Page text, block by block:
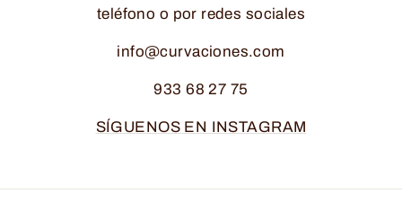
teléfono o por redes sociales
info@curvaciones.com
933 68 27 75
SÍGUENOS EN INSTAGRAM